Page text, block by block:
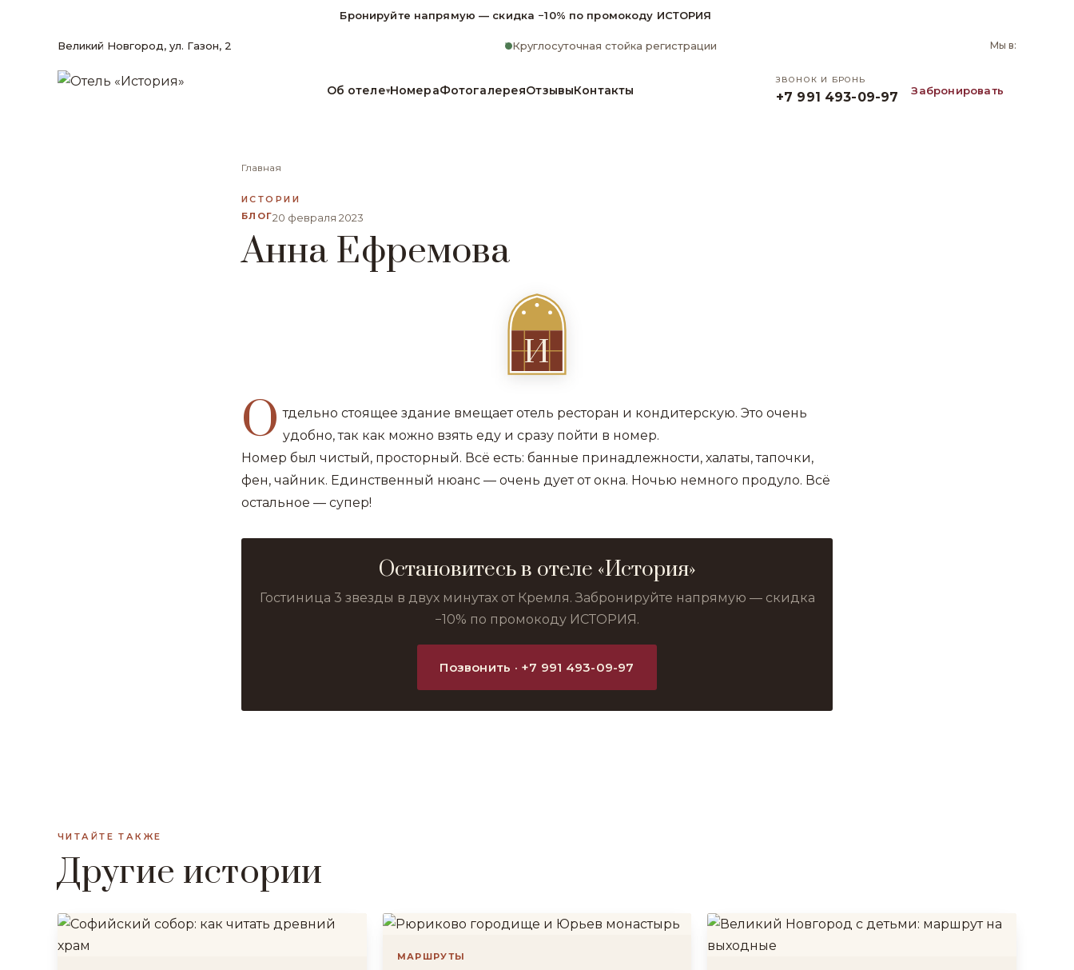
Бронируйте напрямую — скидка −10% по промокоду ИСТОРИЯ
Великий Новгород, ул. Газон, 2 Круглосуточная стойка регистрации Мы в:
Об отеле▾НомераФотогалереяОтзывыКонтакты
ЗВОНОК И БРОНЬ
+7 991 493-09-97 Забронировать
Главная
ИСТОРИИ
БЛОГ20 февраля 2023
Анна Ефремова
И
О тдельно стоящее здание вмещает отель ресторан и кондитерскую. Это очень
удобно, так как можно взять еду и сразу пойти в номер.
Номер был чистый, просторный. Всё есть: банные принадлежности, халаты, тапочки,
фен, чайник. Единственный нюанс — очень дует от окна. Ночью немного продуло. Всё
остальное — супер!
Остановитесь в отеле «История»
Гостиница 3 звезды в двух минутах от Кремля. Забронируйте напрямую — скидка
−10% по промокоду ИСТОРИЯ.
Позвонить · +7 991 493-09-97
ЧИТАЙТЕ ТАКЖЕ
Другие истории
МАРШРУТЫ